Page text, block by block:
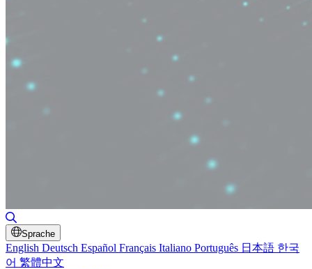
Sprache
English Deutsch Español Français Italiano Português 日本語 한국
어 繁體中文